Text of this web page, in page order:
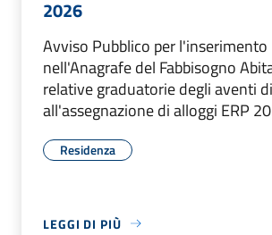
2026
Avviso Pubblico per l'inserimento
nell'Anagrafe del Fabbisogno
relative graduatorie degli aventi
all'assegnazione di alloggi ERP
Residenza
LEGGI DI PIÙ